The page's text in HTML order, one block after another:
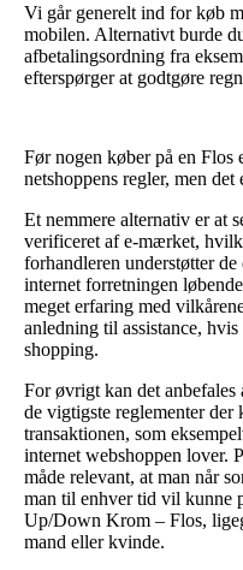
Vi går generelt ind for køb
mobilen. Alternativt burde
afbetalingsordning fra
efterspørger at godtgøre
Før nogen køber på en Flos
netshoppens regler, men
Et nemmere alternativ er at
verificeret af e-mærket,
forhandleren understøtter
internet forretningen
meget erfaring med
anledning til assistance,
shopping.
For øvrigt kan det
de vigtigste reglementer
transaktionen, som
internet webshoppen lover.
måde relevant, at man når
man til enhver tid vil kunne
Up/Down Krom – Flos,
mand eller kvinde.